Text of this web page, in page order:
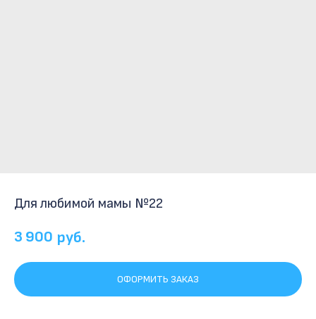
Для любимой мамы №22
3 900 руб.
ОФОРМИТЬ ЗАКАЗ